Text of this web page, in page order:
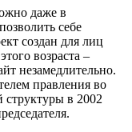
даже в
себе
создан для лиц
возраста –
незамедлительно.
правления во
в 2002